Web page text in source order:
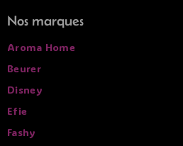
Nos marques
Aroma Home
Beurer
Disney
Efie
Fashy